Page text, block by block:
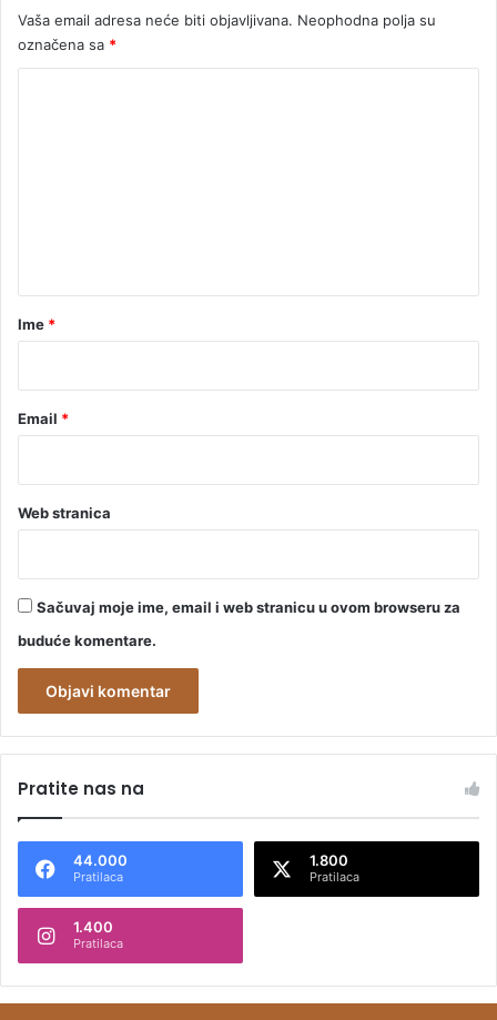
v
l
j
Vaša email adresa neće biti objavljivana. Neophodna polja su
označena sa *
rIme *
Email *
Web stranica
Sačuvaj moje ime, email i web stranicu u ovom browseru za
buduće komentare.
t
n
t
Pratite nas na
44.000
Pratilaca
1.800
Pratilaca
1.400
Pratilaca